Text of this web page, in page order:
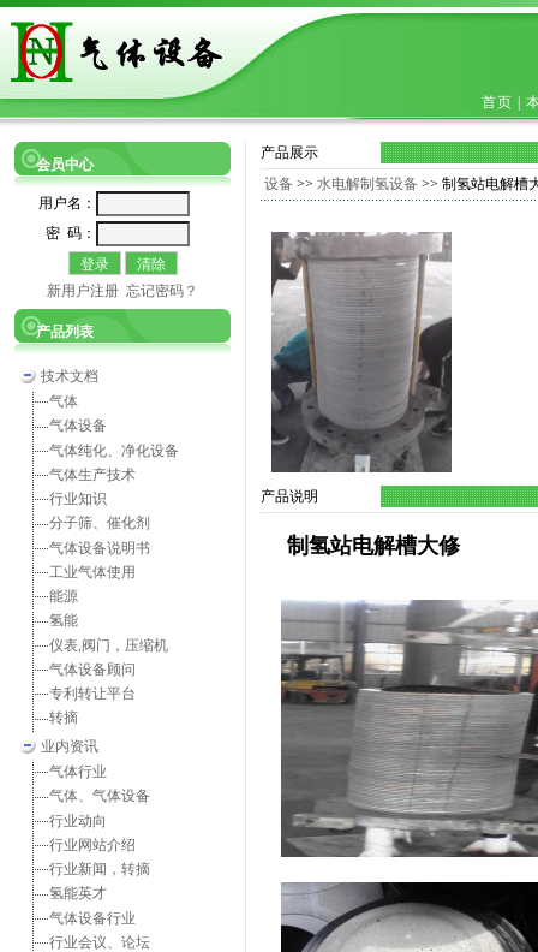
首页
会员中心
用户名：
密 码：
新用户注册 忘记密码？
产品列表
技术文档
气体
气体设备
气体纯化、净化设备
气体生产技术
行业知识
分子筛、催化剂
气体设备说明书
工业气体使用
能源
氢能
仪表,阀门，压缩机
气体设备顾问
专利转让平台
转摘
业内资讯
气体行业
气体、气体设备
行业动向
行业网站介绍
行业新闻，转摘
氢能英才
气体设备行业
行业会议、论坛
产品展示
设备 >> 水电解制氢设备 >> 制氢站电解槽
产品说明
制氢站电解槽大修